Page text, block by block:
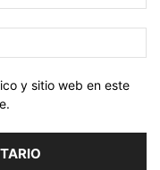
y sitio web en este